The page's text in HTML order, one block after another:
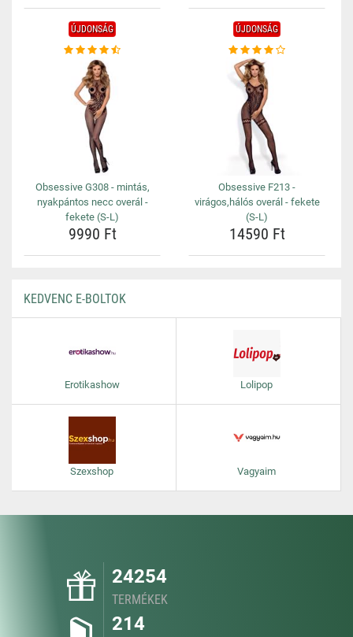
ÚJDONSÁG
Obsessive G308 - mintás,
nyakpántos necc overál -
fekete (S-L)
9990 Ft
ÚJDONSÁG
Obsessive F213 -
virágos,hálós overál - fekete
(S-L)
14590 Ft
KEDVENC E-BOLTOK
Erotikashow Lolipop
Szexshop Vagyaim
24254
TERMÉKEK
214